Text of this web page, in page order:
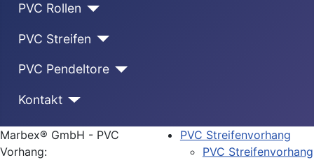
PVC Rollen
PVC Streifen
PVC Pendeltore
Kontakt
Marbex® GmbH - PVC
Vorhang:
PVC Streifenvorhang
PVC Streifenvorhang